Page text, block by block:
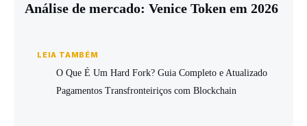
Análise de mercado: Venice Token em 2026
LEIA TAMBÉM
O Que É Um Hard Fork? Guia Completo e Atualizado
Pagamentos Transfronteiriços com Blockchain